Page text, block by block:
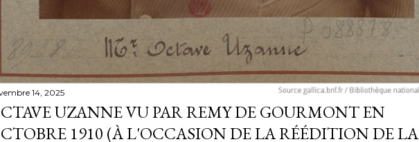
14, 2025
UZANNE VU PAR REMY DE GOURMONT EN
1910 (À L'OCCASION DE LA RÉÉDITION DE LA